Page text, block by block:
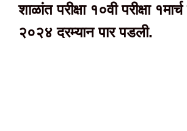
शाळांत परीक्षा १०वी परीक्षा
२०२४ दरम्यान पार पडली.